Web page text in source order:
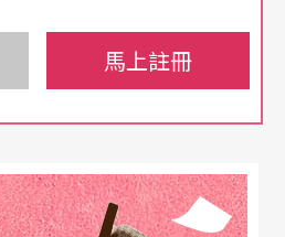
足，短短時間收入數億英
現在出入家門有請保鏢隨身
歌唱大賽都邀請她演唱以挽
妹跑到日本演唱《杜蘭
與台北市立交響樂團在上海
馬上註冊